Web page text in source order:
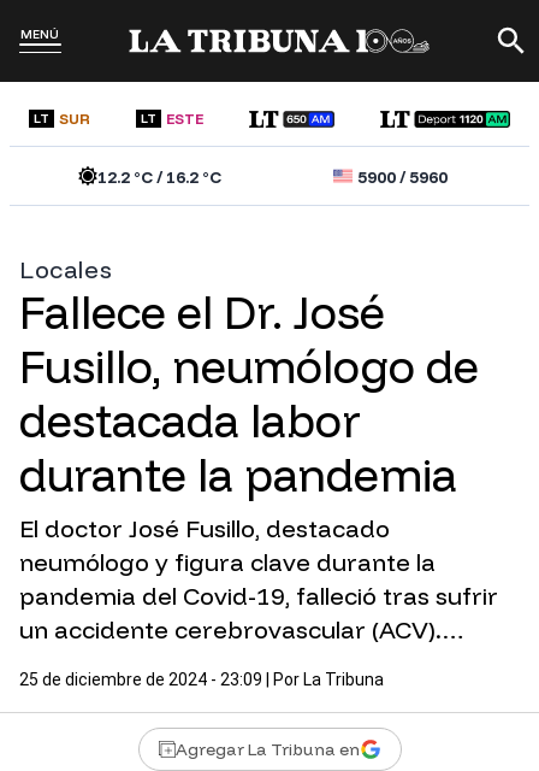
MENÚ
LT SUR LT ESTE
12.2°C /16.2°C 5900/5960
Locales
Fallece el Dr. José
Fusillo, neumólogo de
destacada labor
durante la pandemia
El doctor José Fusillo, destacado
neumólogo y figura clave durante la
pandemia del Covid-19, falleció tras sufrir
un accidente cerebrovascular (ACV).…
25 de diciembre de 2024 - 23:09 | Por La Tribuna
Agregar La Tribuna en